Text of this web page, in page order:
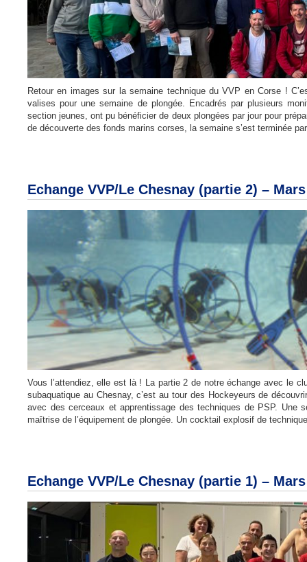
Retour en images sur la semaine technique du VVP en Corse !
valises pour une semaine de plongée. Encadrés par plusieurs
section jeunes, ont pu bénéficier de deux plongées par jour pour
de découverte des fonds marins corses, la semaine s’est terminée
Echange VVP/Le Chesnay (partie 2) –
Vous l’attendiez, elle est là ! La partie 2 de notre échange avec le
subaquatique au Chesnay, c’est au tour des Hockeyeurs de
avec des cerceaux et apprentissage des techniques de PSP. Une
maîtrise de l’équipement de plongée. Un cocktail explosif de
Echange VVP/Le Chesnay (partie 1) –